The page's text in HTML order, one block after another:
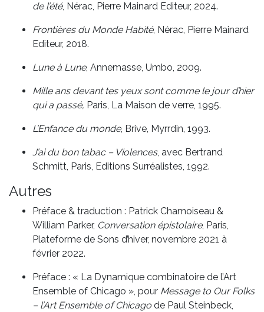
de l’été, Nérac, Pierre Mainard Editeur, 2024.
Frontières du Monde Habité, Nérac, Pierre Mainard
Editeur, 2018.
Lune à Lune, Annemasse, Umbo, 2009.
Mille ans devant tes yeux sont comme le jour d’hier
qui a passé, Paris, La Maison de verre, 1995.
L’Enfance du monde, Brive, Myrrdin, 1993.
J’ai du bon tabac – Violences, avec Bertrand
Schmitt, Paris, Editions Surréalistes, 1992.
Autres
Préface & traduction : Patrick Chamoiseau &
William Parker, Conversation épistolaire, Paris,
Plateforme de Sons d’hiver, novembre 2021 à
février 2022.
Préface : « La Dynamique combinatoire de l’Art
Ensemble of Chicago », pour Message to Our Folks
– l’Art Ensemble of Chicago de Paul Steinbeck,